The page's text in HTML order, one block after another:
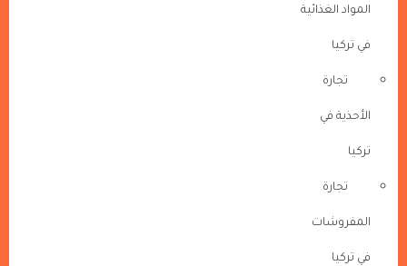
المواد الغذائية
في تركيا
تجارة
الأحذية في
تركيا
تجارة
المفروشات
في تركيا